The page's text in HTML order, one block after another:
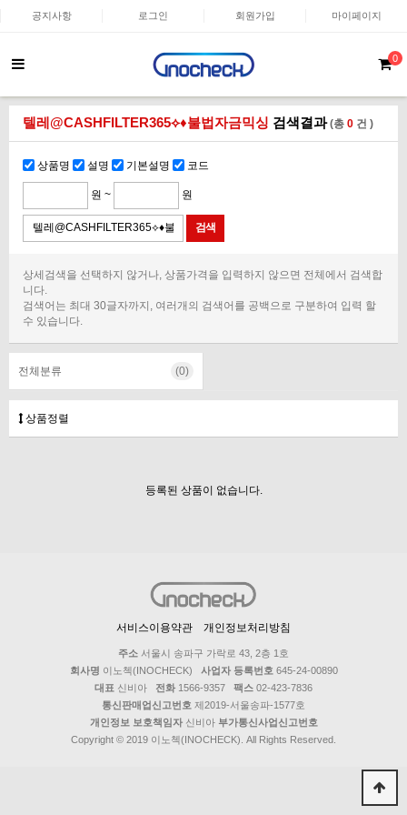
공지사항 로그인 회원가입 마이페이지
0
텔레@CASHFILTER365⟡♦불법자금믹싱 검색결과(총 0 건 )
상품명 설명 기본설명 코드
원 ~ 원
상세검색을 선택하지 않거나, 상품가격을 입력하지 않으면 전체에서 검색합
니다.
검색어는 최대 30글자까지, 여러개의 검색어를 공백으로 구분하여 입력 할
수 있습니다.
전체분류 (0)
상품정렬
등록된 상품이 없습니다.
서비스이용약관 개인정보처리방침
주소 서울시 송파구 가락로 43, 2층 1호
회사명 이노첵(INOCHECK) 사업자 등록번호 645-24-00890
대표 신비아 전화 1566-9357 팩스 02-423-7836
통신판매업신고번호 제2019-서울송파-1577호
개인정보 보호책임자신비아 부가통신사업신고번호
Copyright © 2019 이노첵(INOCHECK). All Rights Reserved.